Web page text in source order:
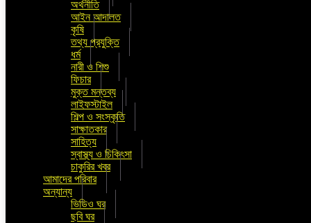
অর্থনীতি
আইন আদালত
কৃষি
তথ্য প্রযুক্তি
ধর্ম
নারী ও শিশু
ফিচার
মুক্ত মন্তব্য
লাইফস্টাইল
শিল্প ও সংস্কৃতি
সাক্ষাতকার
সাহিত্য
স্বাস্থ্য ও চিকিৎসা
চাকুরির খবর
আমাদের পরিবার
অন্যান্য
ভিডিও ঘর
ছবি ঘর